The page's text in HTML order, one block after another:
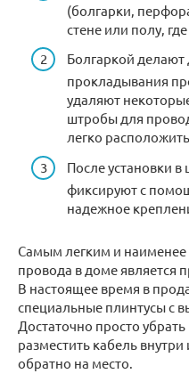
(болгарки,
стене или полу,
Болгаркой
прокладывания
удаляют
штробы для
легко
После установки
фиксируют с
надежное
Самым легким и
провода в доме является
В настоящее время в
специальные плинтусы с
Достаточно просто
разместить кабель
обратно на место.